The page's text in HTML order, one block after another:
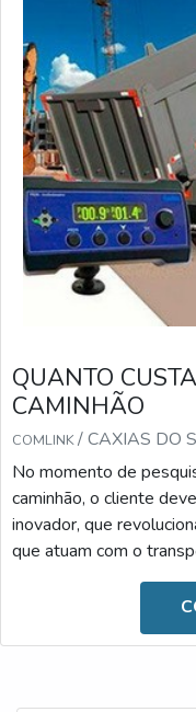
QUANTO
CAMINHÃO
COMLINK/ CAXIAS DO
No momento de
caminhão, o cliente
inovador, que
que atuam com o
descarga.
é resistente e versátil,
manuseado.Diante